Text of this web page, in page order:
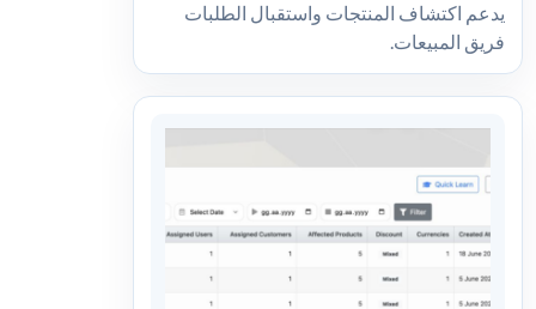
يدعم اكتشاف المنتجات واستقبال الطلبات
فريق المبيعات.